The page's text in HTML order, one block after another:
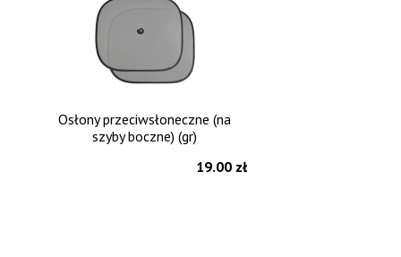
Osłony przeciwsłoneczne (na
szyby boczne) (gr)
19.00 zł